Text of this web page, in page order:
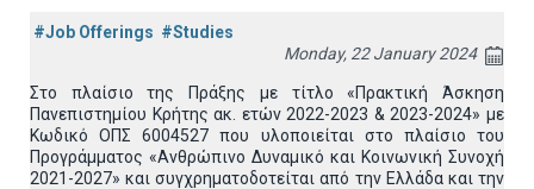
#Job Offerings #Studies
Monday, 22 January 2024
Στο πλαίσιο της Πράξης με τίτλο «Πρακτική Άσκηση
Πανεπιστημίου Κρήτης ακ. ετών 2022-2023 & 2023-2024» με
Κωδικό ΟΠΣ 6004527 που υλοποιείται στο πλαίσιο του
Προγράμματος «Ανθρώπινο Δυναμικό και Κοινωνική Συνοχή
2021-2027» και συγχρηματοδοτείται από την Ελλάδα και την